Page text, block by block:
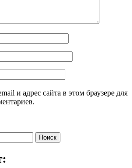
и адрес сайта в этом браузере для